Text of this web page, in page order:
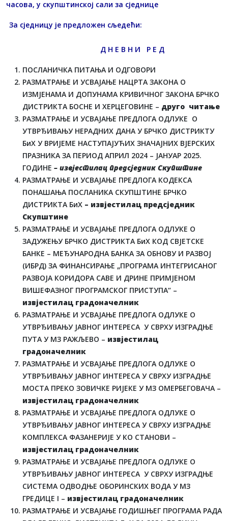
часова, у скупштинској сали за сједнице
За сједницу је предложен сљедећи:
Д Н Е В Н И Р Е Д
ПОСЛАНИЧКА ПИТАЊА И ОДГОВОРИ
РАЗМАТРАЊЕ И УСВАЈАЊЕ НАЦРТА ЗАКОНА О
ИЗМЈЕНАМА И ДОПУНАМА КРИВИЧНОГ ЗАКОНА БРЧКО
ДИСТРИКТА БОСНЕ И ХЕРЦЕГОВИНЕ – друго читање
РАЗМАТРАЊЕ И УСВАЈАЊЕ ПРЕДЛОГА ОДЛУКЕ О
УТВРЂИВАЊУ НЕРАДНИХ ДАНА У БРЧКО ДИСТРИКТУ
БиХ У ВРИЈЕМЕ НАСТУПАЈУЋИХ ЗНАЧАЈНИХ ВЈЕРСКИХ
ПРАЗНИКА ЗА ПЕРИОД АПРИЛ 2024 – ЈАНУАР 2025.
ГОДИНЕ – извјестилац предсједник Скупштине
РАЗМАТРАЊЕ И УСВАЈАЊЕ ПРЕДЛОГА КОДЕКСА
ПОНАШАЊА ПОСЛАНИКА СКУПШТИНЕ БРЧКО
ДИСТРИКТА БиХ – извјестилац предсједник
Скупштине
РАЗМАТРАЊЕ И УСВАЈАЊЕ ПРЕДЛОГА ОДЛУКЕ О
ЗАДУЖЕЊУ БРЧКО ДИСТРИКТА БиХ КОД СВЈЕТСКЕ
БАНКЕ – МЕЂУНАРОДНА БАНКА ЗА ОБНОВУ И РАЗВОЈ
(ИБРД) ЗА ФИНАНСИРАЊЕ „ПРОГРАМА ИНТЕГРИСАНОГ
РАЗВОЈА КОРИДОРА САВЕ И ДРИНЕ ПРИМЈЕНОМ
ВИШЕФАЗНОГ ПРОГРАМСКОГ ПРИСТУПА“ –
извјестилац градоначелник
РАЗМАТРАЊЕ И УСВАЈАЊЕ ПРЕДЛОГА ОДЛУКЕ О
УТВРЂИВАЊУ ЈАВНОГ ИНТЕРЕСА У СВРХУ ИЗГРАДЊЕ
ПУТА У МЗ РАЖЉЕВО – извјестилац
градоначелник
РАЗМАТРАЊЕ И УСВАЈАЊЕ ПРЕДЛОГА ОДЛУКЕ О
УТВРЂИВАЊУ ЈАВНОГ ИНТЕРЕСА У СВРХУ ИЗГРАДЊЕ
МОСТА ПРЕКО ЗОВИЧКЕ РИЈЕКЕ У МЗ ОМЕРБЕГОВАЧА –
извјестилац градоначелник
РАЗМАТРАЊЕ И УСВАЈАЊЕ ПРЕДЛОГА ОДЛУКЕ О
УТВРЂИВАЊУ ЈАВНОГ ИНТЕРЕСА У СВРХУ ИЗГРАДЊЕ
КОМПЛЕКСА ФАЗАНЕРИЈЕ У КО СТАНОВИ –
извјестилац градоначелник
РАЗМАТРАЊЕ И УСВАЈАЊЕ ПРЕДЛОГА ОДЛУКЕ О
УТВРЂИВАЊУ ЈАВНОГ ИНТЕРЕСА У СВРХУ ИЗГРАДЊЕ
СИСТЕМА ОДВОДЊЕ ОБОРИНСКИХ ВОДА У МЗ
ГРЕДИЦЕ I – извјестилац градоначелник
РАЗМАТРАЊЕ И УСВАЈАЊЕ ГОДИШЊЕГ ПРОГРАМА РАДА